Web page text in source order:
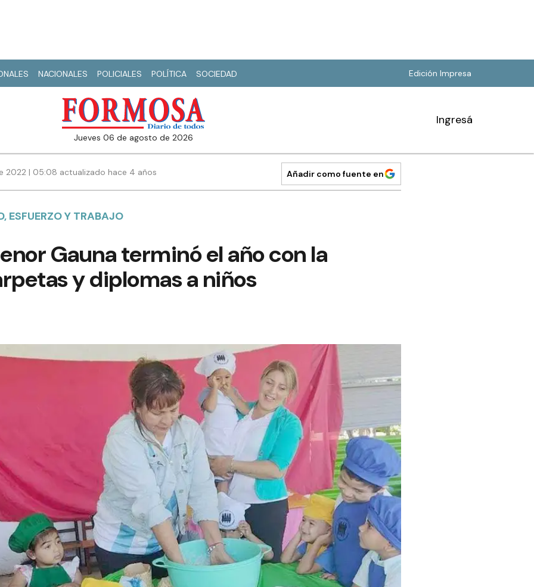
NACIONALES POLICIALES POLÍTICA SOCIEDAD Edición Impresa
jueves 06 de agosto de 2026
Ingresá
2022 | 05:08 actualizado hace 4 años Añadir como fuente en
ESFUERZO Y TRABAJO
Gauna terminó el año con la
y diplomas a niños